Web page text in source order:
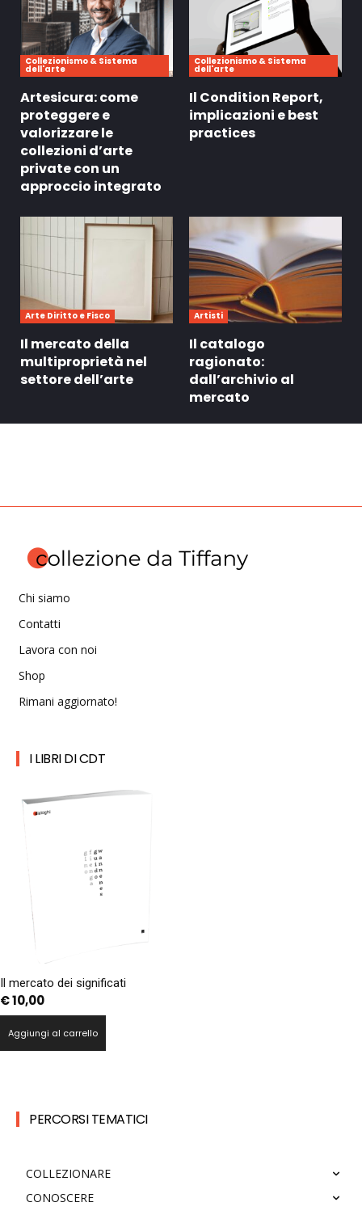
Collezionismo & Sistema
dell'arte
Artesicura: come
proteggere e
valorizzare le
collezioni d’arte
private con un
approccio integrato
Collezionismo & Sistema
dell'arte
Il Condition Report,
implicazioni e best
practices
Arte Diritto e Fisco
Il mercato della
multiproprietà nel
settore dell’arte
Artisti
Il catalogo
ragionato:
dall’archivio al
mercato
Chi siamo
Contatti
Lavora con noi
Shop
Rimani aggiornato!
I LIBRI DI CDT
Il mercato dei significati
€10,00
Aggiungi al carrello
PERCORSI TEMATICI
COLLEZIONARE
CONOSCERE